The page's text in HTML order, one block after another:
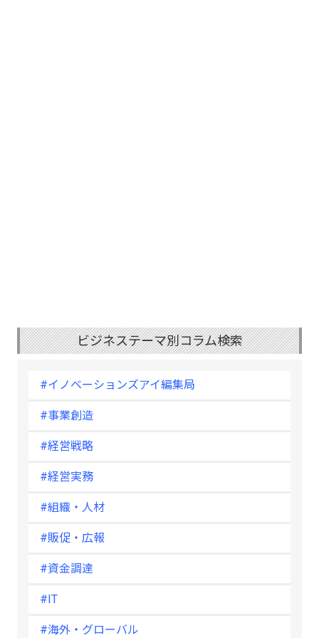
ビジネステーマ別コラム検索
#イノベーションズアイ編集局
#事業創造
#経営戦略
#経営実務
#組織・人材
#販促・広報
#資金調達
#IT
#海外・グローバル